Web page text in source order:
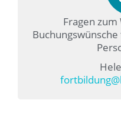
Fragen